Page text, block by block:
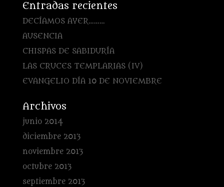
Entradas recientes
DECÍAMOS AYER………
AUSENCIA
CHISPAS DE SABIDURÍA
LAS CRUCES TEMPLARIAS (IV)
EVANGELIO DÍA 10 DE NOVIEMBRE
Archivos
junio 2014
diciembre 2013
noviembre 2013
octubre 2013
septiembre 2013